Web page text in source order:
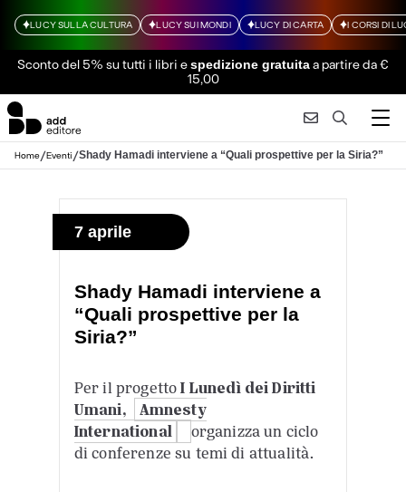
LUCY SULLA CULTURA LUCY SUI MONDI LUCY DI CARTA I CORSI DI
Sconto del 5% su tutti i libri espedizione gratuitaa partire da €
15,00
Home/Eventi/Shady Hamadi interviene a “Quali prospettive per la Siria?”
7 aprile
Shady Hamadi interviene a
“Quali prospettive per la
Siria?”
Per il progettoI Lunedì dei Diritti
Umani,
Amnesty
International
organizza un ciclo
di conferenze su temi di attualità.